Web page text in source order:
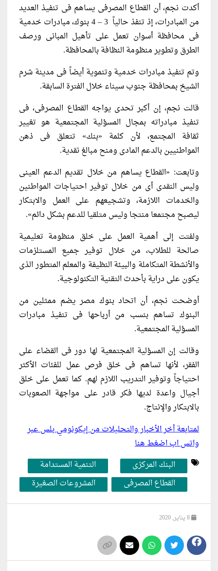
أكدت نجم، أن القطاع المصرفى يساهم فى تنفيذ العديد
من المبادرات، إذ تنفذ حالياً 3 – 4 بنوك، مبادرات خدمية
فى محافظة أسوان تعمل على تأهيل المبانى ورصف
الطرق وتطوير منظومة النظافة بالمحافظة.
وتم تنفيذ مبادرات خدمية وتنموية أيضاً فى مدينة شرم
الشيخ بمحافظة جنوب سيناء خلال الفترة السابقة.
قالت نجم، إن أكبر تحدى يواجه القطاع المصرفى، فى
تنفيذ مبادراته بمجال المسؤلية المجتمعية هو تغيير
ثقافة المجتمع، لأن كلمة «بنك» تتعلق فى ذهن
المواطنيين بالدعم المادى ومنح مبالغ نقدية.
وتابعت: «القطاع يساهم من خلال تقديم الدعم العينى
وليس النقدى أى من خلال توفير احتياجات المواطنين
والخدمات اللازمة، وتشجيعهم على العمل والابتكار
ليصبح مجتمعا منتجا وليس متلقيا للدعم بشكل دائم».
ولفتت إلى أهمية العمل على خلق منظومة تعليمية
صالحة للطلاب، من خلال توفير جميع المستلزمات
والأنشطة المتكاملة والبيئة النظيفة والمعلم المتطور الذى
يكون على دراية بأحدث التقنية التكنولوجية.
أوضحت نجم، أن اتحاد بنوك مصر يضم ممثلين من
البنوك تساهم بنسب من أرباحها فى تنفيذ مبادرات
المسؤلية المجتمعية.
وقالت إن المسؤلية المجتمعية لها دور فى القضاء على
الفقر، لأنها تساهم فى خلق فرص عمل للفئات الأكثر
احتياجاً وتوفير التدريب اللازم لهم. كما تعمل على خلق
أجيال واعدة لديها فكر قادر على مواجهة الصعوبات
بالابتكار والإنتاج.
لمتابعة أخر الأخبار والتحليلات من إيكونومي بلس عبر
واتس اب اضغط هنا
البنك المركزى
التنمية المستدامة
القطاع المصرفى
المشروعات الصغيرة